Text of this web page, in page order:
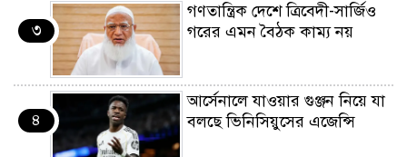
৩
গণতান্ত্রিক দেশে ত্রিবেদী-সার্জিও
গরের এমন বৈঠক কাম্য নয়
৪
আর্সেনালে যাওয়ার গুঞ্জন নিয়ে যা
বলছে ভিনিসিয়ুসের এজেন্সি